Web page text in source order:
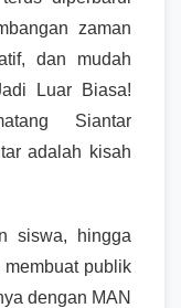
zaman
dan mudah
Luar Biasa!
Siantar
adalah kisah
siswa, hingga
publik
dengan MAN